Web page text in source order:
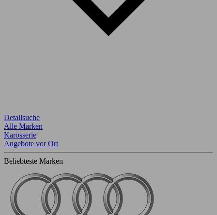
Detailsuche
Alle Marken
Karosserie
Angebote vor Ort
Beliebteste Marken